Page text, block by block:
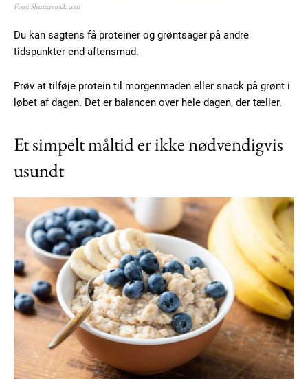
Subscription Plans
Free limited access
Gratis
Foto: Shutterstock.com
Du kan sagtens få proteiner og grøntsager på andre
tidspunkter end aftensmad.
Prøv at tilføje protein til morgenmaden eller snack på grønt i
løbet af dagen. Det er balancen over hele dagen, der tæller.
Et simpelt måltid er ikke nødvendigvis
usundt